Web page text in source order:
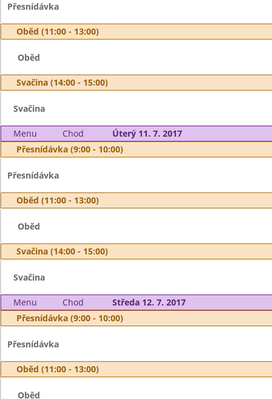
Přesnídávka
Oběd (11:00 - 13:00)
Oběd
Svačina (14:00 - 15:00)
Svačina
Menu Chod
Úterý 11. 7. 2017
Přesnídávka (9:00 - 10:00)
Přesnídávka
Oběd (11:00 - 13:00)
Oběd
Svačina (14:00 - 15:00)
Svačina
Menu Chod
Středa 12. 7. 2017
Přesnídávka (9:00 - 10:00)
Přesnídávka
Oběd (11:00 - 13:00)
Oběd